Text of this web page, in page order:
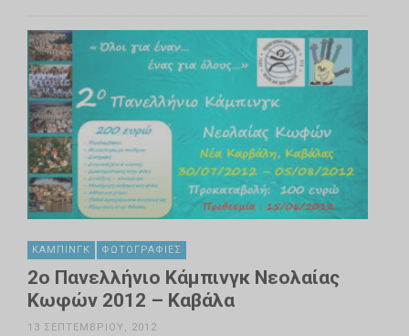
ΚΆΜΠΙΝΓΚ ΦΩΤΟΓΡΑΦΊΕΣ
2ο Πανελλήνιο Κάμπινγκ Νεολαίας
Κωφών 2012 – Καβάλα
13 ΣΕΠΤΕΜΒΡΊΟΥ, 2012